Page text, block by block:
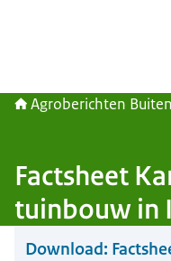
Agroberichten
Factsheet
tuinbouw in
Download: